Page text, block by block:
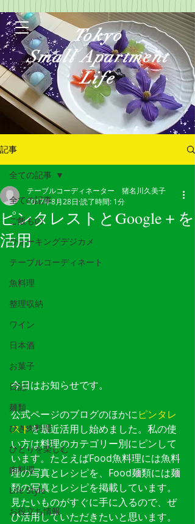
Tokyo
Small Apartment
Life
ログイン
記事
全ての記事
ご飯もの
ウォーキングデジカメ
テーブルコーディネート
魚料理
整理収納
ワイン
日本酒
お菓子
日記
麺類
ひき肉料理
ひとりを楽しむ
肉料理
Life Style
お役立ち情報
全ての記事
ピンタレストとGoogle＋を
活用
テーブルコーディネーター 猪名川久美子
2017年8月28日 読了時間: 1分
今日はお知らせです。
公式ページのブログのほかにピンタレ
ストを最近活用し始めました。私の使
い方は料理のカテゴリー別にピンして
います。たとえばFood魚料理には魚料
理の写真とレシピを、Food麺類には麺
類の写真とレシピを掲載しています。
見たいものがすぐに手に入るので、ぜ
ひ活用していただきたいと思います。